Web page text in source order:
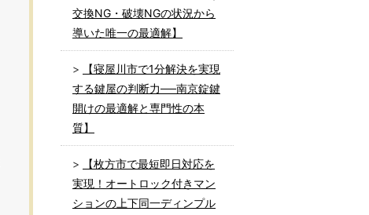
交換NG・破壊NGの状況から
導いた唯一の最適解】
【寝屋川市で1分解決を実現
する鍵屋の判断力──南京錠鍵
開けの最適解と専門性の本
質】
【枚方市で最短即日対応を
実現！オートロック付きマン
ションの上下同一ディンプル